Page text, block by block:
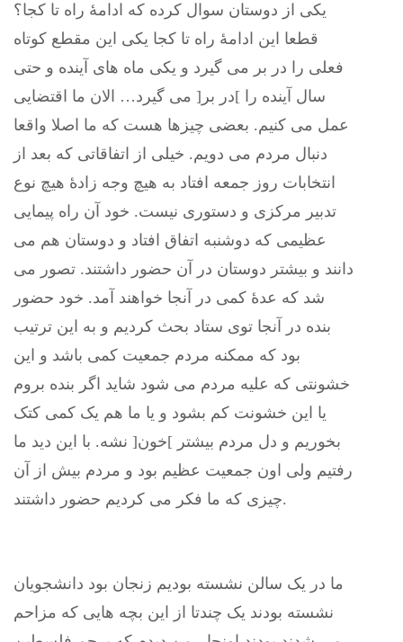
یکی از دوستان سوال کرده که ادامۀ راه تا کجا؟
قطعا این ادامۀ راه تا کجا یکی این مقطع کوتاه
فعلی را در بر می گیرد و یکی ماه های آینده و حتی
سال آینده را ]در بر[ می گیرد… الان ما اقتضایی
عمل می کنیم. بعضی چیزها هست که ما اصلا واقعا
دنبال مردم می دویم. خیلی از اتفاقاتی که بعد از
انتخابات روز جمعه افتاد به هیچ وجه زادۀ هیچ نوع
تدبیر مرکزی و دستوری نیست. خود آن راه پیمایی
عظیمی که دوشنبه اتفاق افتاد و دوستان هم می
دانند و بیشتر دوستان در آن حضور داشتند. تصور می
شد که عدۀ کمی در آنجا خواهند آمد. خود حضور
بنده در آنجا توی ستاد بحث کردیم و به این ترتیب
بود که ممکنه مردم جمعیت کمی باشد و این
خشونتی که علیه مردم می شود شاید اگر بنده بروم
یا این خشونت کم بشود و یا ما هم یک کمی کتک
بخوریم و دل مردم بیشتر ]خون[ نشه. با این دید ما
رفتیم ولی اون جمعیت عظیم بود و مردم بیش از آن
چیزی که ما فکر می کردیم حضور داشتند.
ما در یک سالن نشسته بودیم زنجان بود دانشجویان
نشسته بودند یک چندتا از این بچه هایی که مزاحم